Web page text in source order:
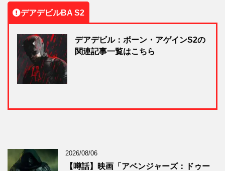
デアデビルBA S2
デアデビル：ボーン・アゲインS2の
関連記事一覧はこちら
2026/08/06
【噂話】映画「アベンジャーズ：ドゥー